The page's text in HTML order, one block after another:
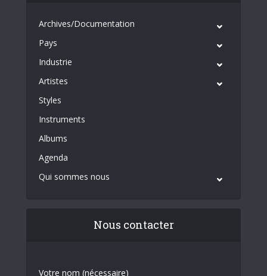
Archives/Documentation
Pays
Industrie
Artistes
Styles
Instruments
Albums
Agenda
Qui sommes nous
Nous contacter
Votre nom (nécessaire)